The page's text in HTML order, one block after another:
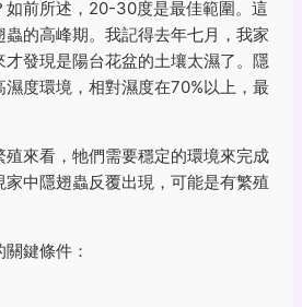
如前所述，20-30度是最佳範圍。這
的高峰期。我記得去年七月，我家
發現是陽台花盆的土壤太濕了。隱
度環境，相對濕度在70%以上，最
來看，牠們需要穩定的環境來完成
中隱翅蟲反覆出現，可能是有繁殖
鍵條件：